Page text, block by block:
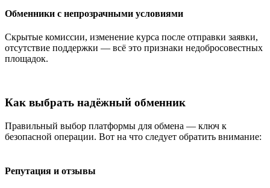
Обменники с непрозрачными условиями
Скрытые комиссии, изменение курса после отправки заявки,
отсутствие поддержки — всё это признаки недобросовестных
площадок.
Как выбрать надёжный обменник
Правильный выбор платформы для обмена — ключ к
безопасной операции. Вот на что следует обратить внимание:
Репутация и отзывы